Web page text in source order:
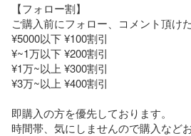
【フォロー割】
ご購入前にフォロー、コメント頂け
¥5000以下 ¥100割引
¥~1万以下 ¥200割引
¥1万~以上 ¥300割引
¥3万~以上 ¥400割引
即購入の方を優先しております。
時間帯、気にしませんので購入など